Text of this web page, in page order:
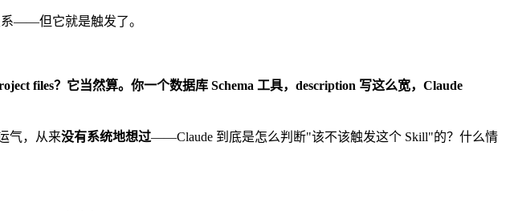
——但它就是触发了。
files？它当然算。你一个数据库 Schema 工具，description 写这么宽，Claude
气，从来没有系统地想过——Claude 到底是怎么判断"该不该触发这个 Skill"的？什么情